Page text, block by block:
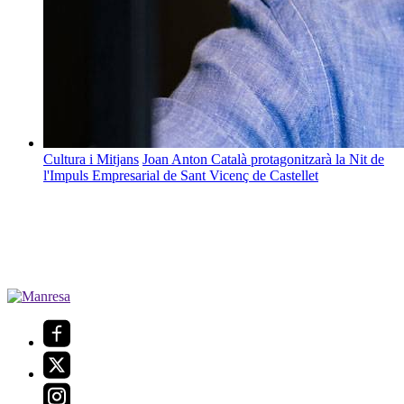
Cultura i Mitjans Joan Anton Català protagonitzarà la Nit de
l'Impuls Empresarial de Sant Vicenç de Castellet